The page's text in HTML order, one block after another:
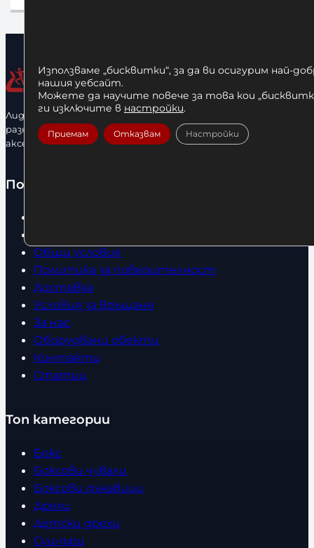
Лидерфитнес е водещ вносител и представител на голямо
разнообразие от бойна екипировка, фитнес уреди и
аксесоари.
Полезно
Общи условия
Политика за поверителност
Доставка
Условия за връщане
За нас
Оборудвани обекти
Контакти
Статии
Топ категории
Бокс
Боксови чували
Боксови ръкавици
Дрехи
Детски дрехи
Суичъри
Използваме „бисквитки“, за да ви осигурим най-
нашия уебсайт.
Можете да научите повече за това кои
ги изключите в настройки.
Приемам Отказвам Настройки